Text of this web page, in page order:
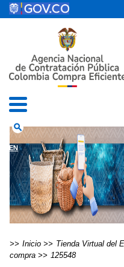
Pasar al contenido principal
• Consulta RUES
• Preguntas Frecuentes
search
EN
Inicio Tienda Virtual del
compra
125548